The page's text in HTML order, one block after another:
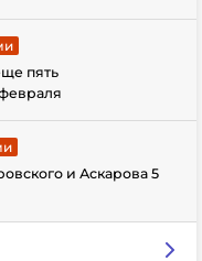
пять
и Аскарова 5